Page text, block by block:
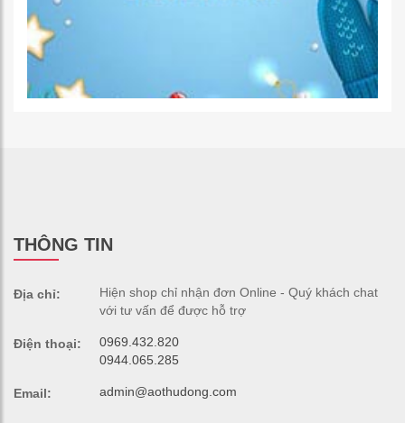
THÔNG TIN
Địa chỉ:
Hiện shop chỉ nhận đơn Online - Quý khách chat
với tư vấn để được hỗ trợ
Điện thoại:
0969.432.820
0944.065.285
Email: admin@aothudong.com